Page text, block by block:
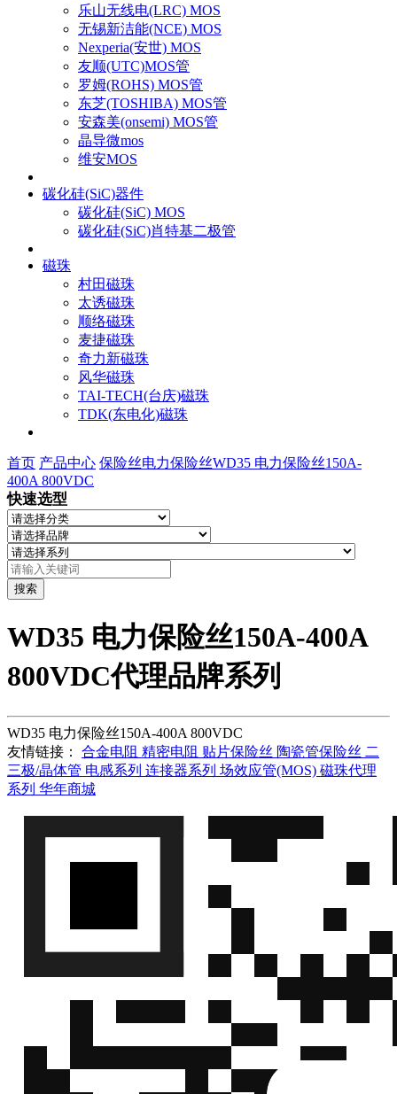
乐山无线电(LRC) MOS
无锡新洁能(NCE) MOS
Nexperia(安世) MOS
友顺(UTC)MOS管
罗姆(ROHS) MOS管
东芝(TOSHIBA) MOS管
安森美(onsemi) MOS管
晶导微mos
维安MOS
碳化硅(SiC)器件
碳化硅(SiC) MOS
碳化硅(SiC)肖特基二极管
磁珠
村田磁珠
太诱磁珠
顺络磁珠
麦捷磁珠
奇力新磁珠
风华磁珠
TAI-TECH(台庆)磁珠
TDK(东电化)磁珠
首页 产品中心 保险丝电力保险丝WD35 电力保险丝150A-
400A 800VDC
快速选型
搜索
WD35 电力保险丝150A-400A
800VDC代理品牌系列
WD35 电力保险丝150A-400A 800VDC
友情链接：
合金电阻 精密电阻 贴片保险丝 陶瓷管保险丝 二
三极/晶体管 电感系列 连接器系列 场效应管(MOS) 磁珠代理
系列 华年商城